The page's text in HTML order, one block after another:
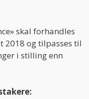
skal forhandles
2018 og tilpasses til
i stilling enn